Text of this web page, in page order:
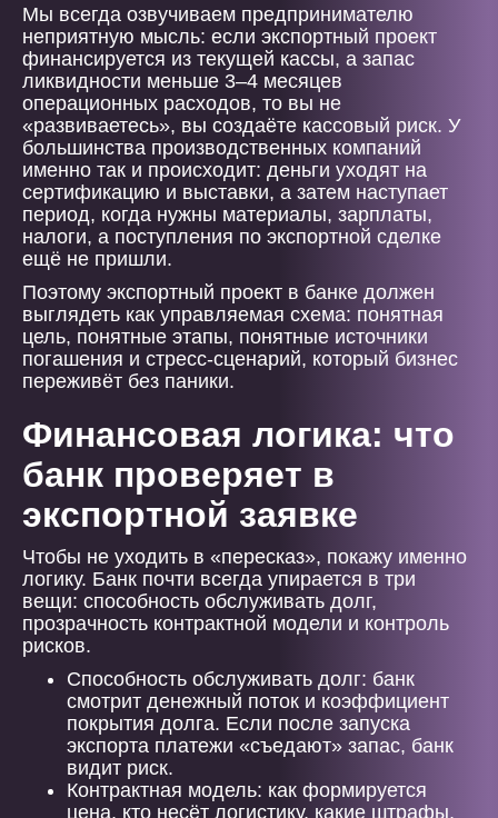
Мы всегда озвучиваем предпринимателю
неприятную мысль: если экспортный проект
финансируется из текущей кассы, а запас
ликвидности меньше 3–4 месяцев
операционных расходов, то вы не
«развиваетесь», вы создаёте кассовый риск. У
большинства производственных компаний
именно так и происходит: деньги уходят на
сертификацию и выставки, а затем наступает
период, когда нужны материалы, зарплаты,
налоги, а поступления по экспортной сделке
ещё не пришли.
Поэтому экспортный проект в банке должен
выглядеть как управляемая схема: понятная
цель, понятные этапы, понятные источники
погашения и стресс-сценарий, который бизнес
переживёт без паники.
Финансовая логика: что
банк проверяет в
экспортной заявке
Чтобы не уходить в «пересказ», покажу именно
логику. Банк почти всегда упирается в три
вещи: способность обслуживать долг,
прозрачность контрактной модели и контроль
рисков.
Способность обслуживать долг: банк
смотрит денежный поток и коэффициент
покрытия долга. Если после запуска
экспорта платежи «съедают» запас, банк
видит риск.
Контрактная модель: как формируется
цена, кто несёт логистику, какие штрафы,